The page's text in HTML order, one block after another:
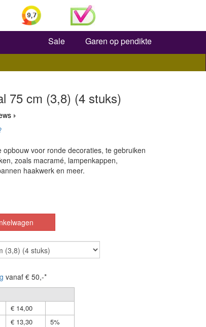
Zoeken
Sale Garen op pendikte
75 cm (3,8) (4 stuks)
opbouw voor ronde decoraties, te gebruiken
zoals macramé, lampenkappen,
haakwerk en meer.
vanaf € 50,-*
€ 14,00
€ 13,30
5%